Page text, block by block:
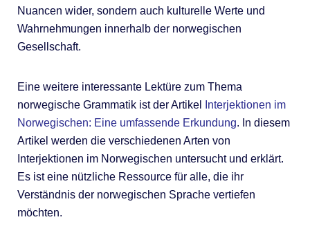
Nuancen wider, sondern auch kulturelle Werte und
Wahrnehmungen innerhalb der norwegischen
Gesellschaft.
Eine weitere interessante Lektüre zum Thema
norwegische Grammatik ist der Artikel
Interjektionen im
Norwegischen: Eine umfassende Erkundung. In diesem
Artikel werden die verschiedenen Arten von
Interjektionen im Norwegischen untersucht und erklärt.
Es ist eine nützliche Ressource für alle, die ihr
Verständnis der norwegischen Sprache vertiefen
möchten.